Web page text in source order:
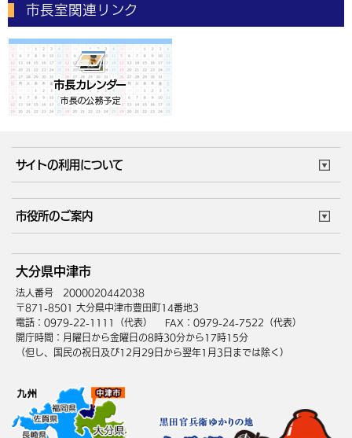
市長室関連リンク
サイトの利用について
サイトマップ
市役所のご案内
庁舎地図 組織案内
中津市へのアクセス
大分県中津市
法人番号 2000020442038
〒871-8501 大分県中津市豊田町14番地3
電話：0979-22-1111（代表）
FAX：0979-24-7522（代表）
開庁時間：月曜日から金曜日の8時30分から17時15分
（但し、国民の祝日及び12月29日から翌年1月3日までは除く）